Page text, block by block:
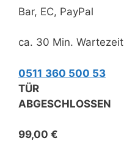
Bar, EC, PayPal
ca. 30 Min. Wartezeit
0511 360 500 53
TÜR
ABGESCHLOSSEN
99,00 €